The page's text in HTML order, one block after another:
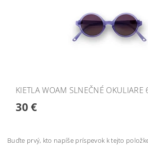
KIETLA WOAM SLNEČNÉ OKULIARE
30 €
Buďte prvý, kto napíše príspevok k tejto